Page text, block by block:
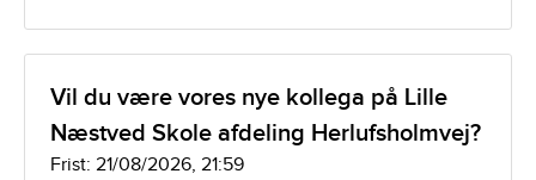
Vil du være vores nye kollega på Lille
Næstved Skole afdeling Herlufsholmvej?
Frist: 21/08/2026, 21:59